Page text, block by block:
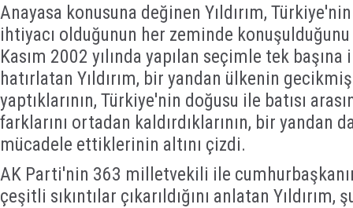
Anayasa konusuna değinen Yıldırım,
ihtiyacı olduğunun her zeminde
Kasım 2002 yılında yapılan seçimle tek
hatırlatan Yıldırım, bir yandan ülkenin
yaptıklarının, Türkiye'nin doğusu ile batısı
farklarını ortadan kaldırdıklarının, bir yandan
mücadele ettiklerinin altını çizdi.
AK Parti'nin 363 milletvekili ile
çeşitli sıkıntılar çıkarıldığını anlatan Yıldırım,